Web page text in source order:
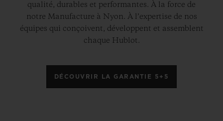
qualité, durables et performantes. À la force de
notre Manufacture à Nyon. À l’expertise de nos
équipes qui conçoivent, développent et assemblent
chaque Hublot.
DÉCOUVRIR LA GARANTIE 5+5